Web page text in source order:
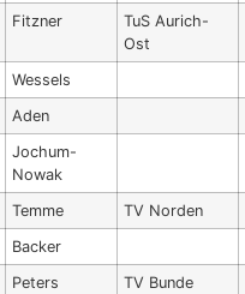
Fitzner
TuS Aurich-
Ost
Wessels
Aden
Jochum-
Nowak
Temme
TV Norden
Backer
Peters
TV Bunde